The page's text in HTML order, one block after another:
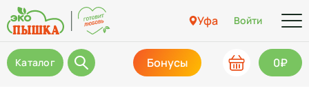
Уфа Войти
Каталог Бонусы 0₽